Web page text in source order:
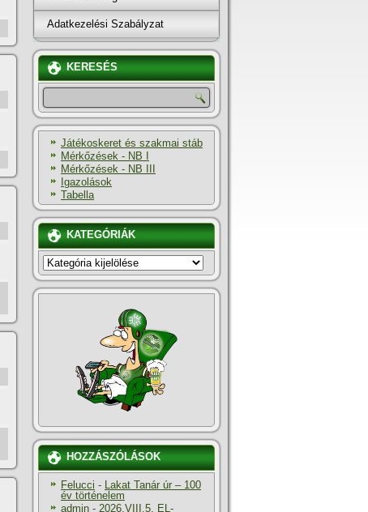
Adatkezelési Szabályzat
KERESÉS
Játékoskeret és szakmai stáb
Mérkőzések - NB I
Mérkőzések - NB III
Igazolások
Tabella
KATEGÓRIÁK
KATEGÓRIÁK
HOZZÁSZÓLÁSOK
Felucci - Lakat Tanár úr – 100
év történelem
admin - 2026.VIII.5. EL-